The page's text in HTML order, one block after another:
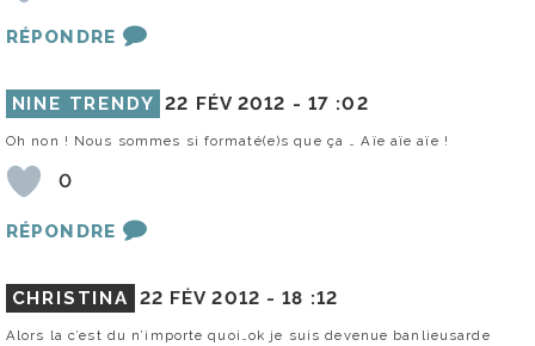
RÉPONDRE
NINE TRENDY 22 FÉV 2012 - 17 :02
Oh non ! Nous sommes si formaté(e)s que ça … Aïe aïe aïe !
0
RÉPONDRE
CHRISTINA 22 FÉV 2012 -18 :12
Alors la c’est du n’importe quoi…ok je suis devenue banlieusarde